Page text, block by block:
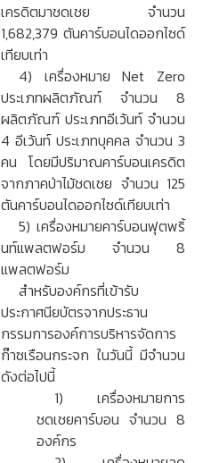
เครดิตมาชดเชย จำนวน
1,682,379 ตันคาร์บอนไดออกไซด์
เทียบเท่า
4) เครื่องหมาย Net Zero
ประเภทผลิตภัณฑ์ จำนวน 8
ผลิตภัณฑ์ ประเภทอีเว้นท์ จำนวน
4 อีเว้นท์ ประเภทบุคคล จำนวน 3
คน โดยมีปริมาณคาร์บอนเครดิต
จากภาคป่าไม้ชดเชย จำนวน 125
ตันคาร์บอนไดออกไซด์เทียบเท่า
5) เครื่องหมายคาร์บอนฟุตพริ้
นท์แพลตฟอร์ม จำนวน 8
แพลตฟอร์ม
สำหรับองค์กรที่เข้ารับ
ประกาศนียบัตรจากประธาน
กรรมการองค์การบริหารจัดการ
ก๊าซเรือนกระจก ในวันนี้ มีจำนวน
ดังต่อไปนี้
1) เครื่องหมายการ
ชดเชยคาร์บอน จำนวน 8
องค์กร